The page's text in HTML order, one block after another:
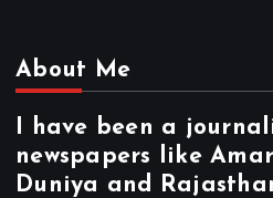
About Me
I have been a
newspapers like
Duniya and